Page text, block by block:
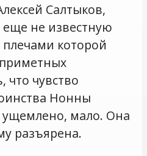
Салтыков,
не известную
которой
что чувство
Нонны
мало. Она
разъярена.